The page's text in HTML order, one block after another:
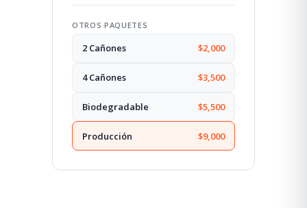
OTROS PAQUETES
2 Cañones $2,000
4 Cañones $3,500
Biodegradable $5,500
Producción $9,000